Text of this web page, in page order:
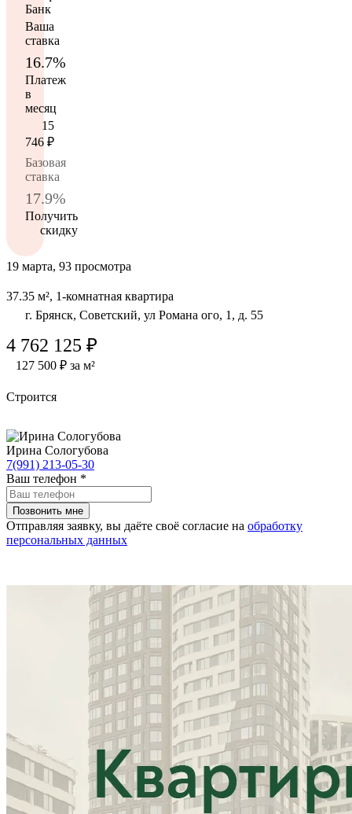
Ваша
ставка
16.7%
Платеж
в
месяц
15
746 ₽
Базовая
ставка
17.9%
Получить
скидку
19 марта, 93 просмотра
37.35 м², 1-комнатная квартира
г. Брянск, Советский, ул Романа ого, 1, д. 55
4 762 125 ₽
127 500 ₽ за м²
Строится
Ирина Сологубова
7(991) 213-05-30
Ваш телефон *
Отправляя заявку, вы даёте своё согласие на обработку
персональных данных